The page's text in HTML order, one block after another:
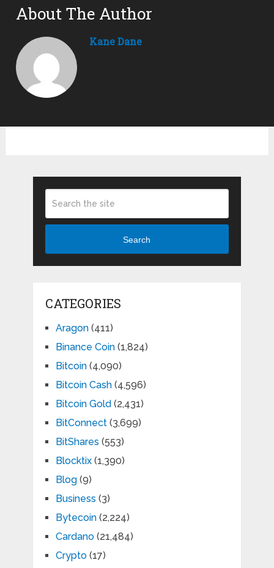
About The Author
Kane Dane
Search
CATEGORIES
Aragon(411)
Binance Coin(1,824)
Bitcoin(4,090)
Bitcoin Cash(4,596)
Bitcoin Gold (2,431)
BitConnect(3,699)
BitShares (553)
Blocktix(1,390)
Blog(9)
Business (3)
Bytecoin(2,224)
Cardano(21,484)
Crypto(17)